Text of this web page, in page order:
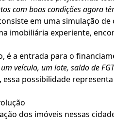
com boas condições agora
em uma simulação
imobiliária experiente,
é a entrada para o
veículo, um lote, saldo de
essa possibilidade
dos imóveis nessas